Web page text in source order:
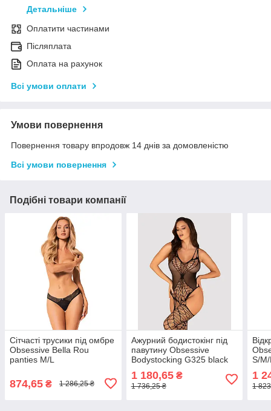
Детальніше
Оплатити частинами
Післяплата
Оплата на рахунок
Всі умови оплати
Умови повернення
Повернення товару впродовж 14 днів за домовленістю
Всі умови повернення
Подібні товари компанії
Сітчасті трусики під омбре
Obsessive Bella Rou
panties M/L
874,65 ₴ 1 286,25 ₴
Ажурний бодистокінг під
павутину Obsessive
Bodystocking G325 black
імітаци
1 180,65₴
1 736,25 ₴
S/
1
1